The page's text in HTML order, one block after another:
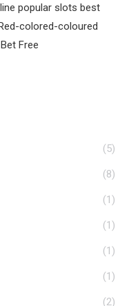
popular slots best
colored-coloured
Free
(5)
(8)
(1)
(1)
(1)
(1)
(2)